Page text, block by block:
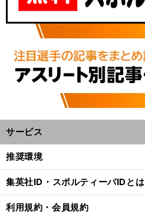
サービス
推奨環境
集英社ID・スポルティーバIDとは
利用規約・会員規約